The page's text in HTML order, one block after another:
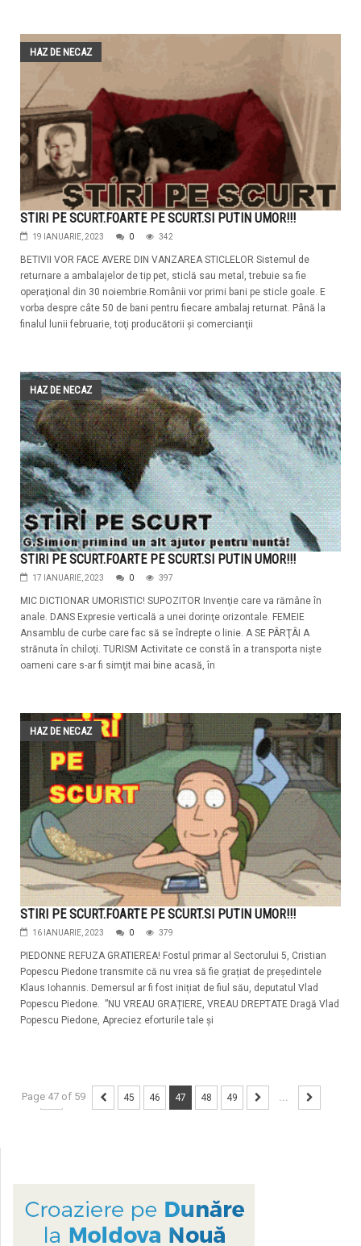
HAZ DE NECAZ
STIRI PE SCURT.FOARTE PE SCURT.SI PUTIN UMOR!!!
19 IANUARIE, 2023 0 342
BETIVII VOR FACE AVERE DIN VANZAREA STICLELOR Sistemul de
returnare a ambalajelor de tip pet, sticlă sau metal, trebuie sa fie
operaţional din 30 noiembrie.Românii vor primi bani pe sticle goale. E
vorba despre câte 50 de bani pentru fiecare ambalaj returnat. Până la
finalul lunii februarie, toţi producătorii şi comercianţii
HAZ DE NECAZ
STIRI PE SCURT.FOARTE PE SCURT.SI PUTIN UMOR!!!
17 IANUARIE, 2023 0 397
MIC DICTIONAR UMORISTIC! SUPOZITOR Invenţie care va rămâne în
anale. DANS Expresie verticală a unei dorinţe orizontale. FEMEIE
Ansamblu de curbe care fac să se îndrepte o linie. A SE PÂRŢÂI A
strănuta în chiloţi. TURISM Activitate ce constă în a transporta nişte
oameni care s-ar fi simţit mai bine acasă, în
HAZ DE NECAZ
STIRI PE SCURT.FOARTE PE SCURT.SI PUTIN UMOR!!!
16 IANUARIE, 2023 0 379
PIEDONNE REFUZA GRATIEREA! Fostul primar al Sectorului 5, Cristian
Popescu Piedone transmite că nu vrea să fie grațiat de președintele
Klaus Iohannis. Demersul ar fi fost inițiat de fiul său, deputatul Vlad
Popescu Piedone. ”NU VREAU GRAȚIERE, VREAU DREPTATE Dragă Vlad
Popescu Piedone, Apreciez eforturile tale și
Page 47 of 59
... 45 46 47 48 49 ...